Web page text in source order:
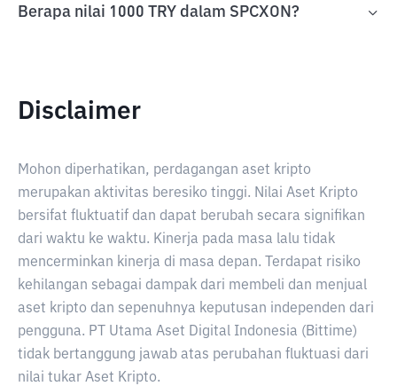
Berapa nilai 1000 TRY dalam SPCXON?
Disclaimer
Mohon diperhatikan, perdagangan aset kripto
merupakan aktivitas beresiko tinggi. Nilai Aset Kripto
bersifat fluktuatif dan dapat berubah secara signifikan
dari waktu ke waktu. Kinerja pada masa lalu tidak
mencerminkan kinerja di masa depan. Terdapat risiko
kehilangan sebagai dampak dari membeli dan menjual
aset kripto dan sepenuhnya keputusan independen dari
pengguna. PT Utama Aset Digital Indonesia (Bittime)
tidak bertanggung jawab atas perubahan fluktuasi dari
nilai tukar Aset Kripto.